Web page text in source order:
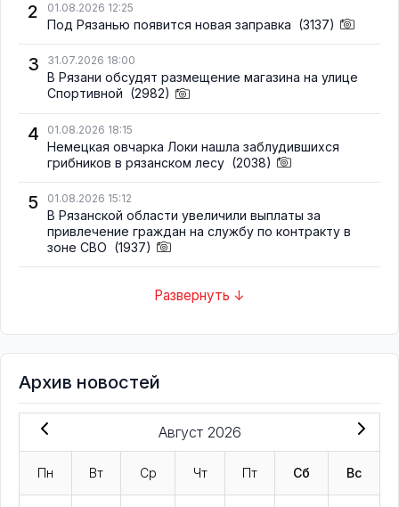
2 01.08.2026 12:25
Под Рязанью появится новая заправка (3137)
3 31.07.2026 18:00
В Рязани обсудят размещение магазина на улице
Спортивной (2982)
4 01.08.2026 18:15
Немецкая овчарка Локи нашла заблудившихся
грибников в рязанском лесу (2038)
5 01.08.2026 15:12
В Рязанской области увеличили выплаты за
привлечение граждан на службу по контракту в
зоне СВО (1937)
Развернуть ↓
Архив новостей
Август 2026
Пн Вт Ср Чт Пт Сб Вс